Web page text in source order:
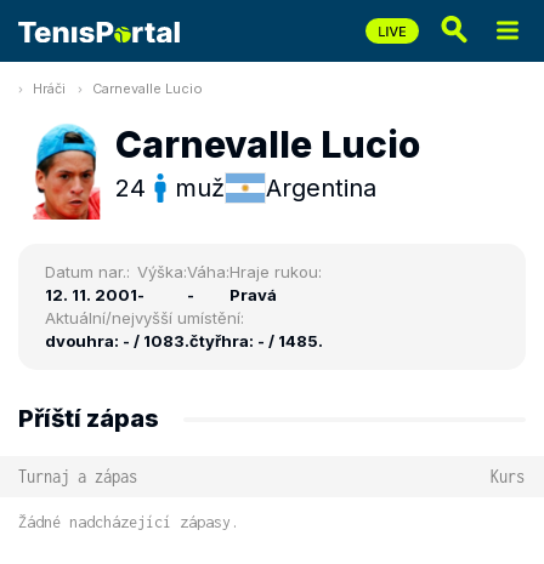
Hráči Carnevalle Lucio
Carnevalle Lucio
24 muž Argentina
Datum nar.:
12. 11. 2001
Výška:
-
Váha:
-
Hraje rukou:
Pravá
Aktuální/nejvyšší umístění:
dvouhra: - / 1083.čtyřhra: - / 1485.
Příští zápas
Turnaj a zápas Kurs
Žádné nadcházející zápasy.